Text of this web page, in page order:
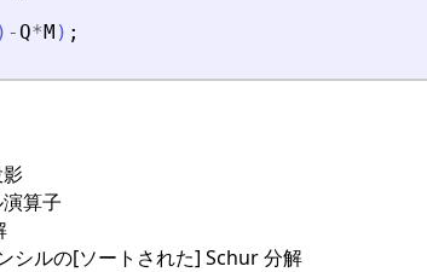
) - Q*M ) ;
算子
シルの[ソートされた] Schur 分解